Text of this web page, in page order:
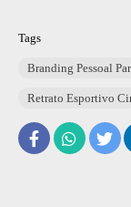
Tags
Branding Pessoal
Retrato Esportivo